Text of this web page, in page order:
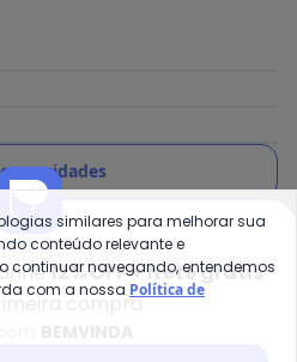
novidades
concorda com a nossa Política
12% OFF + frete grátis
compra
similares para melhorar sua
conteúdo relevante e
continuar navegando, entendemos
com a nossa Política de